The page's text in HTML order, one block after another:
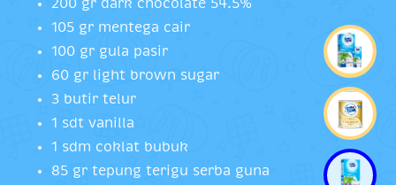
200 gr dark chocolate 54.5%
105 gr mentega cair
100 gr gula pasir
60 gr light brown sugar
3 butir telur
1 sdt vanilla
1 sdm coklat bubuk
85 gr tepung terigu serba guna